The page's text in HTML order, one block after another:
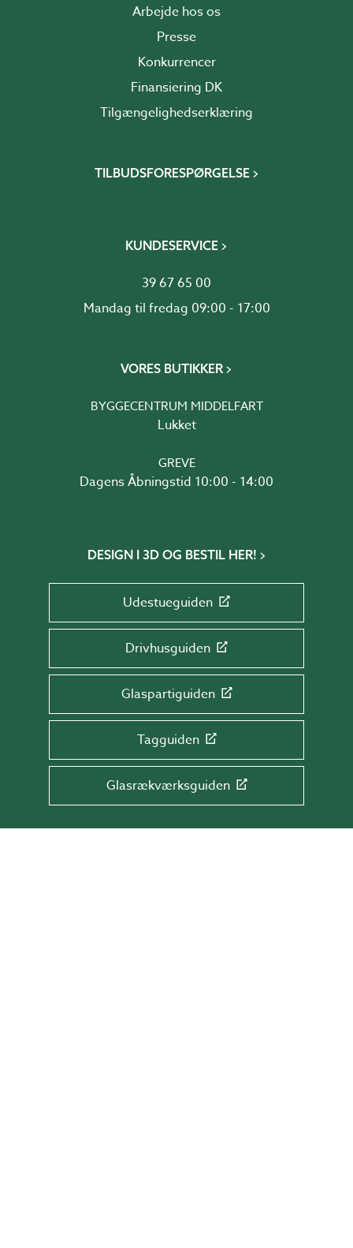
Arbejde hos os
Presse
Konkurrencer
Finansiering DK
Tilgængelighedserklæring
TILBUDSFORESPØRGELSE
KUNDESERVICE
39 67 65 00
Mandag til fredag 09:00 - 17:00
VORES BUTIKKER
BYGGECENTRUM MIDDELFART
Lukket
GREVE
Dagens Åbningstid 10:00 - 14:00
DESIGN I 3D OG BESTIL HER!
Udestueguiden
Drivhusguiden
Glaspartiguiden
Tagguiden
Glasrækværksguiden